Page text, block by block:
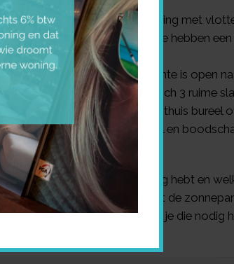
in een landelijke omgeving met
stijl met oog voor detail. Alle hebben
voor een terras. De leefruimte is open
en drank. Boven bevinden zich 3 ruime
extra slaapkamers, opslag, thuis bureel
transport van materiaal en
kies je zelf wat je nodig hebt en
stijgende energiekosten. Met de
op te sparen voor wanneer je die nodig